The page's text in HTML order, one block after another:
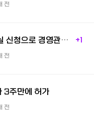
전
한국인 행정서사의 부실 신청으로 경영관리비자 불허를 받은 피해자, 저희 사무소에서 2달반만에 회복 성공. +1
전
3주만에 허가
전